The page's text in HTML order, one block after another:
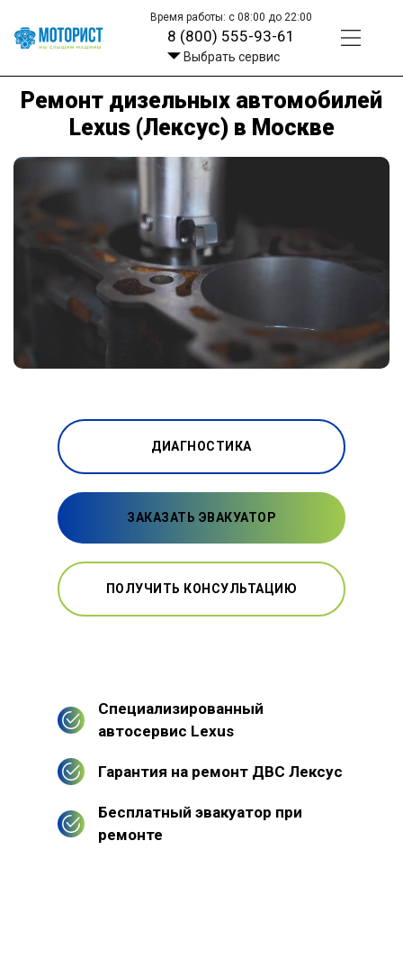
Время работы: с 08:00 до 22:00
8 (800) 555-93-61
Выбрать сервис
Ремонт дизельных автомобилей
Lexus (Лексус) в Москве
ДИАГНОСТИКА
ЗАКАЗАТЬ ЭВАКУАТОР
ПОЛУЧИТЬ КОНСУЛЬТАЦИЮ
Специализированный
автосервис Lexus
Гарантия на ремонт ДВС Лексус
Бесплатный эвакуатор при
ремонте